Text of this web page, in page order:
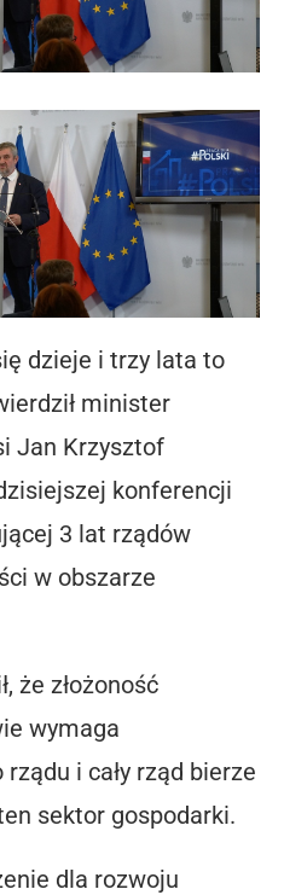
dzieje i trzy lata to
minister
Jan Krzysztof
konferencji
3 lat rządów
w obszarze
że złożoność
wymaga
rządu i cały rząd bierze
sektor gospodarki.
dla rozwoju